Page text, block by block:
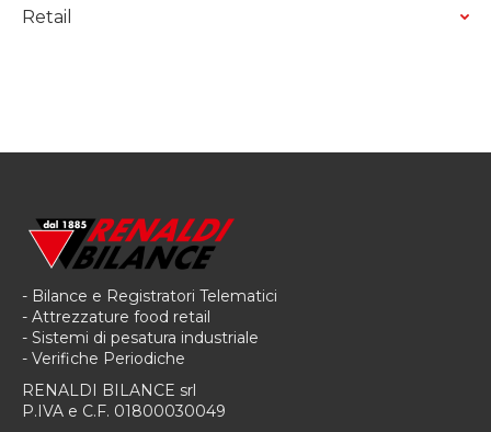
Retail
- Bilance e Registratori Telematici
- Attrezzature food retail
- Sistemi di pesatura industriale
- Verifiche Periodiche
RENALDI BILANCE srl
P.IVA e C.F. 01800030049